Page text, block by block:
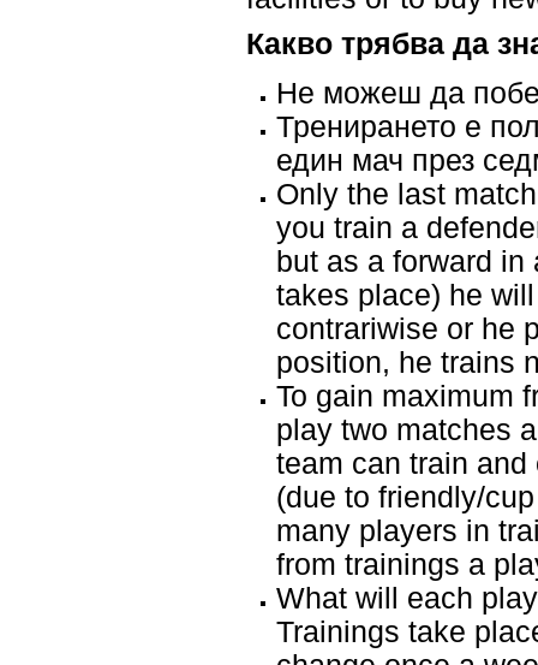
Какво трябва да
Не можеш да
Тренирането е
един мач през
Only the last
you train a
but as a forward
takes place) he
contrariwise or he
position, he trains
To gain maximum
play two matches
team can train
(due to friendly/
many players in
from trainings a
What will each
Trainings take